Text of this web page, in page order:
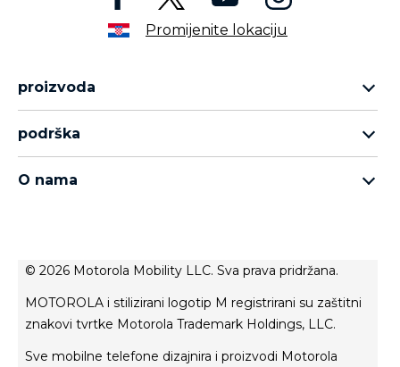
Promijenite lokaciju
proizvoda
asortiman moto g
podrška
O nama
politika privatnosti
uvjeti prodaje
© 2026 Motorola Mobility LLC. Sva prava pridržana.
MOTOROLA i stilizirani logotip M registrirani su zaštitni
znakovi tvrtke Motorola Trademark Holdings, LLC.
Sve mobilne telefone dizajnira i proizvodi Motorola